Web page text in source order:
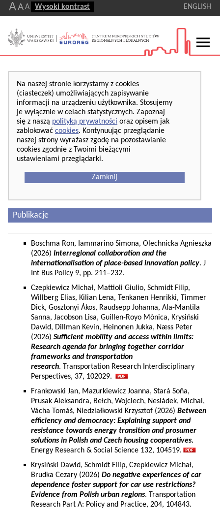
AA A Wysoki kontrast ENGLISH
Na naszej stronie korzystamy z cookies
(ciasteczek) umożliwiających zapisywanie
informacji na urządzeniu użytkownika. Stosujemy
je wyłącznie w celach statystycznych. Zapoznaj
się z naszą polityką prywatności oraz opisem jak
zablokować cookies. Kontynuując przeglądanie
naszej strony wyrażasz zgodę na pozostawianie
cookies zgodnie z Twoimi bieżącymi
ustawieniami przeglądarki.
Zamknij
Publikacje
Boschma Ron, Iammarino Simona, Olechnicka Agnieszka
(2026) Interregional collaboration and the
internationalisation of place-based innovation policy. J
Int Bus Policy 9, pp. 211–232.
Czepkiewicz Michał, Mattioli Giulio, Schmidt Filip,
Willberg Elias, Kilian Lena, Tenkanen Henrikki, Timmer
Dick, Gosztonyi Ákos, Raudsepp Johanna, Ala-Mantila
Sanna, Jacobson Lisa, Guillen-Royo Mònica, Krysiński
Dawid, Dillman Kevin, Heinonen Jukka, Næss Peter
(2026) Sufficient mobility and access within limits:
Research agenda for bringing together corridor
frameworks and transportation
research. Transportation Research Interdisciplinary
Perspectives, 37, 102029.
Frankowski Jan, Mazurkiewicz Joanna, Stará Soňa,
Prusak Aleksandra, Bełch, Wojciech, Nesládek, Michal,
Vácha Tomáš, Niedziałkowski Krzysztof (2026) Between
efficiency and democracy: Explaining support and
resistance towards energy transition and prosumer
solutions in Polish and Czech housing cooperatives.
Energy Research & Social Science 132, 104519.
Krysiński Dawid, Schmidt Filip, Czepkiewicz Michał,
Brudka Cezary (2026) Do negative experiences of car
dependence foster support for car use restrictions?
Evidence from Polish urban regions. Transportation
Research Part A: Policy and Practice, 204, 104843.